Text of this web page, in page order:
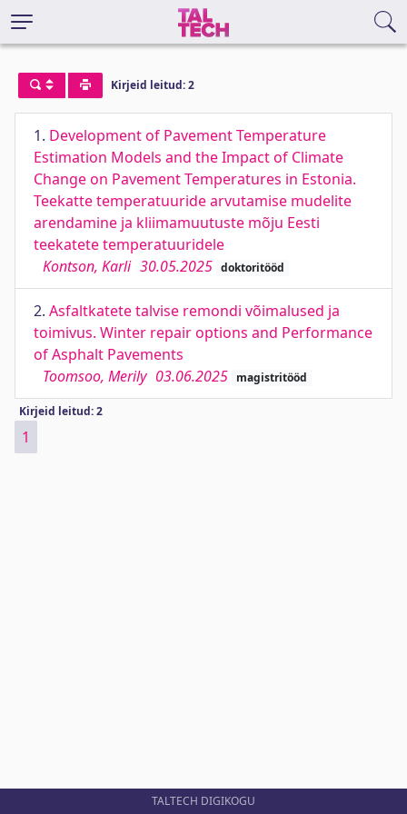
Kirjeid leitud: 2
1. Development of Pavement Temperature
Estimation Models and the Impact of Climate
Change on Pavement Temperatures in Estonia.
Teekatte temperatuuride arvutamise mudelite
arendamine ja kliimamuutuste mõju Eesti
teekatete temperatuuridele
Kontson, Karli 30.05.2025 doktoritööd
2. Asfaltkatete talvise remondi võimalused ja
toimivus. Winter repair options and Performance
of Asphalt Pavements
Toomsoo, Merily 03.06.2025 magistritööd
Kirjeid leitud: 2
1
TALTECH DIGIKOGU